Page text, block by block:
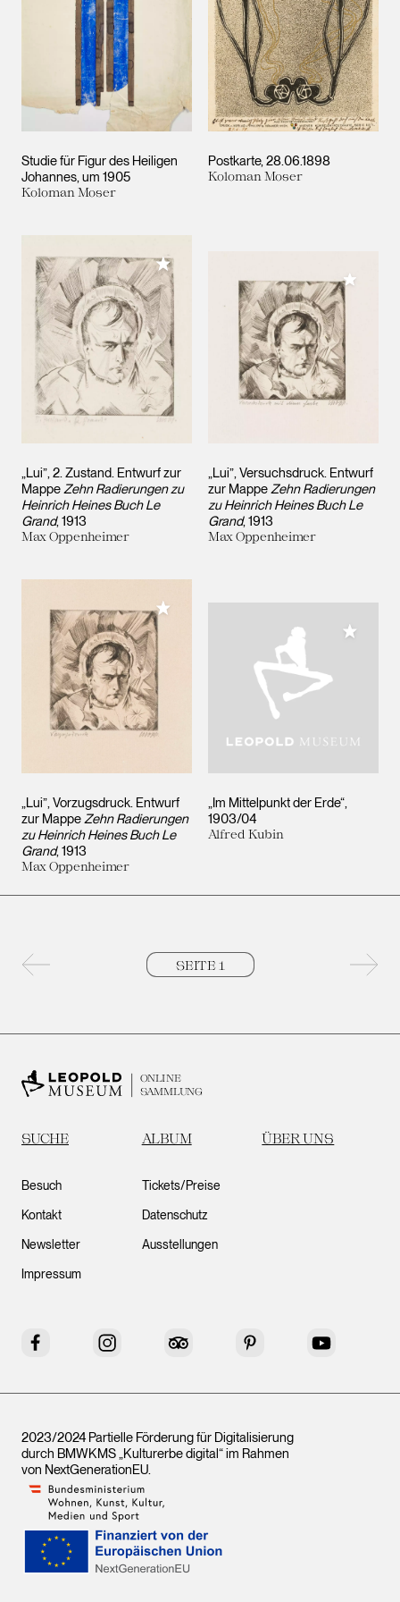
Studie für Figur des Heiligen
Johannes um 1905
Koloman Moser
Postkarte 28.06.1898
Koloman Moser
„Lui”, 2. Zustand. Entwurf zur
MappeZehn Radierungen zu
Heinrich Heines Buch Le
Grand 1913
Max Oppenheimer
Meiner Sammlung hinzufügen
„Lui”, Versuchsdruck. Entwurf
zur MappeZehn Radierungen
zu Heinrich Heines Buch Le
Grand 1913
Max Oppenheimer
Meiner
„Lui”, Vorzugsdruck. Entwurf
zur MappeZehn Radierungen
zu Heinrich Heines Buch Le
Grand 1913
Max Oppenheimer
Meiner Sammlung hinzufügen
„Im Mittelpunkt der Erde“
1903/04
Alfred Kubin
Meiner
ONLINE
SAMMLUNG
SUCHE ALBUM ÜBER UNS
Besuch
Kontakt
Newsletter
Impressum
Tickets/Preise
Datenschutz
Ausstellungen
Facebook Instagram Tripadvisor Pinterest YouTube
2023/2024 Partielle Förderung für Digitalisierung
durch BMWKMS „Kulturerbe digital“ im Rahmen
von NextGenerationEU.